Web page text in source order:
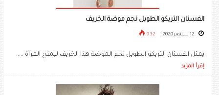
الفستان التريكو الطويل نجم موضة الخريف
932
يمثل الفستان التريكو الطويل نجم الموضة هذا الخريف ليمنح المرأة .....
إقرأ المزيد